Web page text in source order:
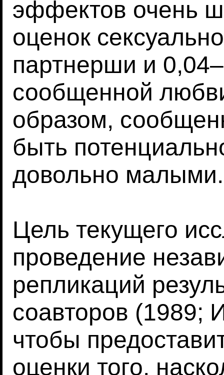
эффектов очень
оценок
партнерши и
сообщенной
образом,
быть
довольно малыми.
Цель текущего
проведение
репликаций
соавторов (1989;
чтобы
оценки того,